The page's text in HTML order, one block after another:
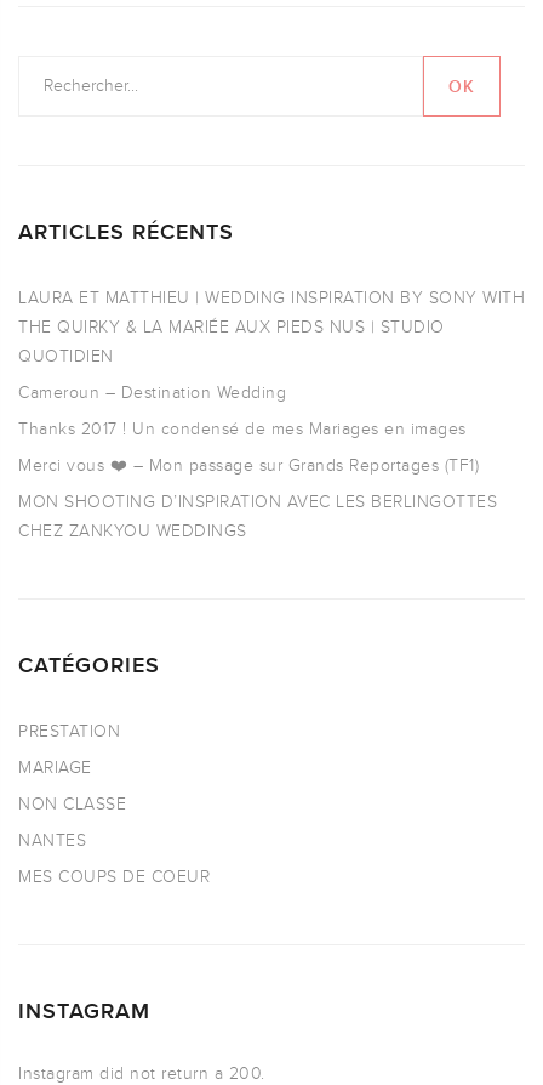
ARTICLES RÉCENTS
LAURA ET MATTHIEU | WEDDING INSPIRATION BY SONY WITH
THE QUIRKY & LA MARIÉE AUX PIEDS NUS | STUDIO
QUOTIDIEN
Cameroun – Destination Wedding
Thanks 2017 ! Un condensé de mes Mariages en images
Merci vous ❤️ – Mon passage sur Grands Reportages (TF1)
MON SHOOTING D’INSPIRATION AVEC LES BERLINGOTTES
CHEZ ZANKYOU WEDDINGS
CATÉGORIES
PRESTATION
MARIAGE
NON CLASSE
NANTES
MES COUPS DE COEUR
INSTAGRAM
Instagram did not return a 200.